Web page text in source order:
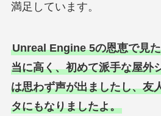
満足しています。
Unreal Engine 5の恩恵で見
当に高く、初めて派手な屋外
は思わず声が出ましたし、友
タにもなりましたよ。